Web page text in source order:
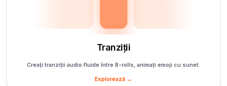
Tranziții
Creați tranziții audio fluide între B-rolls, animați emoji cu sunet.
Explorează →